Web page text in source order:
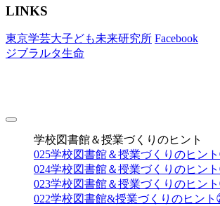
LINKS
東京学芸大子ども未来研究所 Facebook
ジブラルタ生命
toggle
navigation学校図書館＆授業づくりのヒント
025学校図書館＆授業づくりのヒン
024学校図書館＆授業づくりのヒン
023学校図書館＆授業づくりのヒン
022学校図書館&授業づくりのヒント